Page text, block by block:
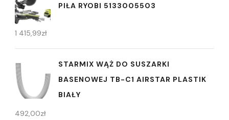
PIŁA RYOBI 5133005503
1 415,99zł
STARMIX WĄŻ DO SUSZARKI
BASENOWEJ TB-C1 AIRSTAR PLASTIK
BIAŁY
492,00zł